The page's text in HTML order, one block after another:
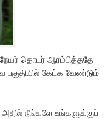
நேயர் தொடர் ஆரம்பித்ததே
பகுதியில் கேட்க வேண்டும்
நீங்களே உங்களுக்குப்